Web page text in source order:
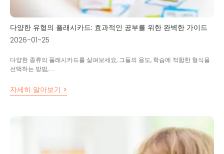
다양한 유형의 플래시카드: 효과적인 공부를 위한 완벽한 가이드
2026-01-25
다양한 종류의 플래시카드를 살펴보세요, 그들의 용도, 학습에 적합한 형식을
선택하는 방법, ...
자세히 알아보기 >